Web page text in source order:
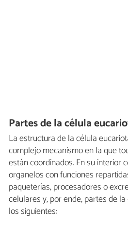
Partes de la célula
La estructura de la célula
complejo mecanismo en la que
están coordinados. En su interior
organelos con funciones
paqueterías, procesadores o
celulares y, por ende, partes de
los siguientes: